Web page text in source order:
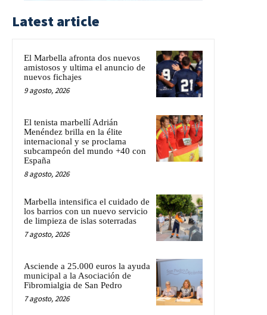
Latest article
El Marbella afronta dos nuevos
amistosos y ultima el anuncio de
nuevos fichajes
9 agosto, 2026
El tenista marbellí Adrián
Menéndez brilla en la élite
internacional y se proclama
subcampeón del mundo +40 con
España
8 agosto, 2026
Marbella intensifica el cuidado de
los barrios con un nuevo servicio
de limpieza de islas soterradas
7 agosto, 2026
Asciende a 25.000 euros la ayuda
municipal a la Asociación de
Fibromialgia de San Pedro
7 agosto, 2026